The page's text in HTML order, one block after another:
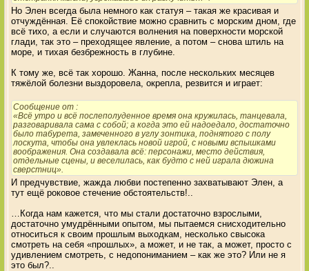
Но Элен всегда была немного как статуя – такая же красивая и
отчуждённая. Её спокойствие можно сравнить с морским дном, где
всё тихо, а если и случаются волнения на поверхности морской
глади, так это – преходящее явление, а потом – снова штиль на
море, и тихая безбрежность в глубине.
К тому же, всё так хорошо. Жанна, после нескольких месяцев
тяжёлой болезни выздоровела, окрепла, резвится и играет:
Сообщение от :
«Всё утро и всё послеполуденное время она кружилась, танцевала,
разговаривала сама с собой; а когда это ей надоедало, достаточно
было табурета, замеченного в углу зонтика, поднятого с полу
лоскута, чтобы она увлеклась новой игрой, с новыми вспышками
воображения. Она создавала всё: персонажи, место действия,
отдельные сцены, и веселилась, как будто с ней играла дюжина
сверстниц».
И предчувствие, жажда любви постепенно захватывают Элен, а
тут ещё роковое стечение обстоятельств!..
…Когда нам кажется, что мы стали достаточно взрослыми,
достаточно умудрёнными опытом, мы пытаемся снисходительно
относиться к своим прошлым выходкам, несколько свысока
смотреть на себя «прошлых», а может, и не так, а может, просто с
удивлением смотреть, с недопониманием – как же это? Или не я
это был?..